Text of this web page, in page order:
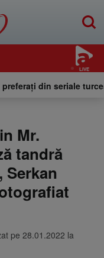
LIVE
din seriale
Mr.
tandră
pe 28.01.2022 la